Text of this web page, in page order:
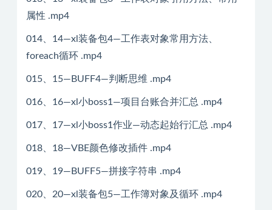
属性 .mp4
014、14—xl装备包4—工作表对象常用方法、
foreach循环 .mp4
015、15—BUFF4—判断思维 .mp4
016、16—xl小boss1—项目台账合并汇总 .mp4
017、17—xl小boss1作业—动态起始行汇总 .mp4
018、18—VBE颜色修改插件 .mp4
019、19—BUFF5—拼接字符串 .mp4
020、20—xl装备包5—工作簿对象及循环 .mp4